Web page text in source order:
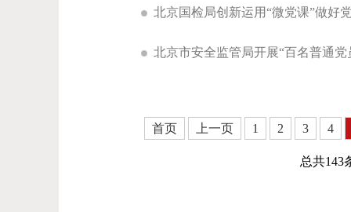
北京国检局创新运用“微党课”做好
北京市安全监管局开展“百名普通党
首页 上一页 1 2 3 4
总共